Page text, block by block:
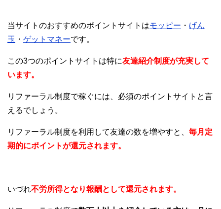
当サイトのおすすめのポイントサイトはモッピー ・ げん
玉 ・ ゲットマネーです。
この3つのポイントサイトは特に友達紹介制度が充実して
います。
リファーラル制度で稼ぐには、必須のポイントサイトと言
えるでしょう。
リファーラル制度を利用して友達の数を増やすと、 毎月定
期的にポイントが還元されます。
いづれ不労所得となり報酬として還元されます。